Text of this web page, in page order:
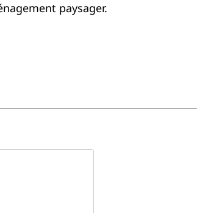
paysager.